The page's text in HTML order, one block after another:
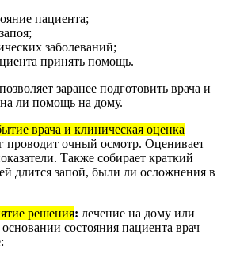
пациента;
заболеваний;
принять помощь.
заранее подготовить врача и
ли помощь на дому.
врача и клиническая оценка
проводит очный осмотр. Оценивает
Также собирает краткий
длится запой, были ли осложнения в
решения: лечение на дому или
состояния пациента врач